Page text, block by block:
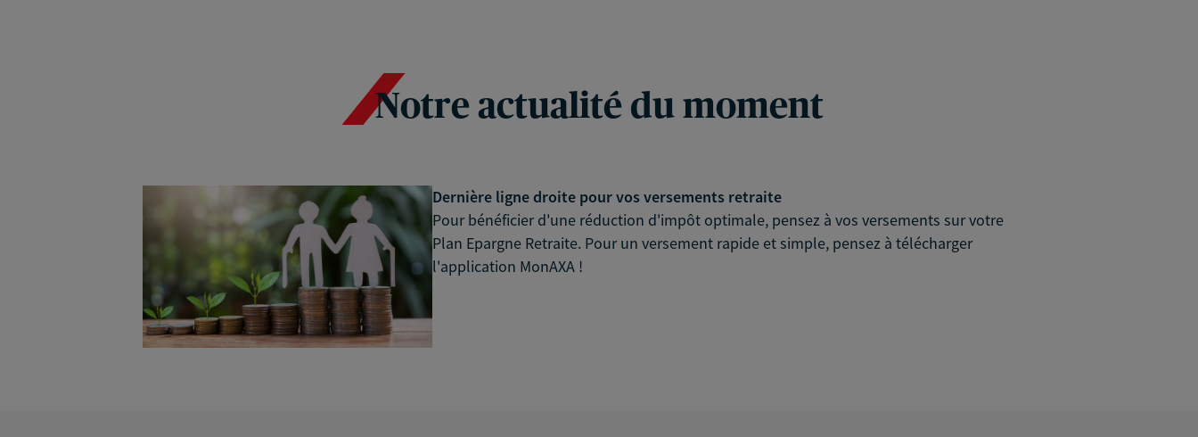
Notre actualité du moment
Dernière ligne droite pour vos versements retraite
Pour bénéficier d'une réduction d'impôt optimale, pensez à vos versements sur votre
Plan Epargne Retraite. Pour un versement rapide et simple, pensez à télécharger
l'application MonAXA !